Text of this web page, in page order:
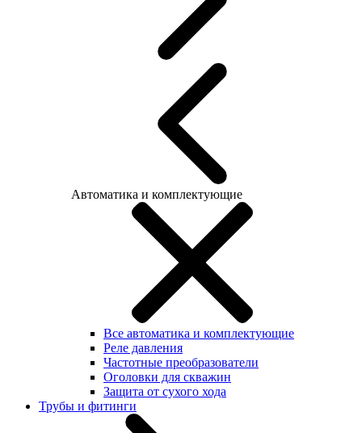
Автоматика и комплектующие
Все автоматика и комплектующие
Реле давления
Частотные преобразователи
Оголовки для скважин
Защита от сухого хода
Трубы и фитинги